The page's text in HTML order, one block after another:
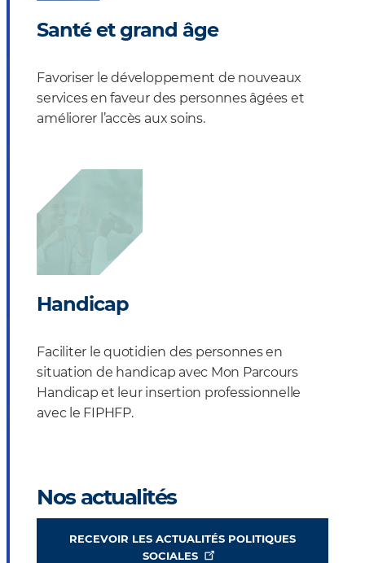
Santé et grand âge
Favoriser le développement de nouveaux
services en faveur des personnes âgées et
améliorer l’accès aux soins.
Handicap
Faciliter le quotidien des personnes en
situation de handicap avec Mon Parcours
Handicap et leur insertion professionnelle
avec le FIPHFP.
Nos actualités
RECEVOIR LES ACTUALITÉS POLITIQUES
SOCIALES